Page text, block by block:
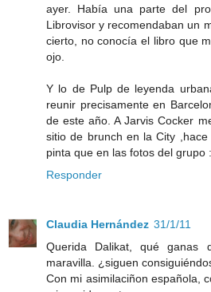
ayer. Había una parte del
Librovisor y recomendaban un
cierto, no conocía el libro que
ojo.
Y lo de Pulp de leyenda
reunir precisamente en
de este año. A Jarvis Cocker
sitio de brunch en la City
pinta que en las fotos del grupo
Responder
Claudia Hernández 31/1/11
Querida Dalikat, qué ganas
maravilla. ¿siguen
Con mi asimilaciñon española,